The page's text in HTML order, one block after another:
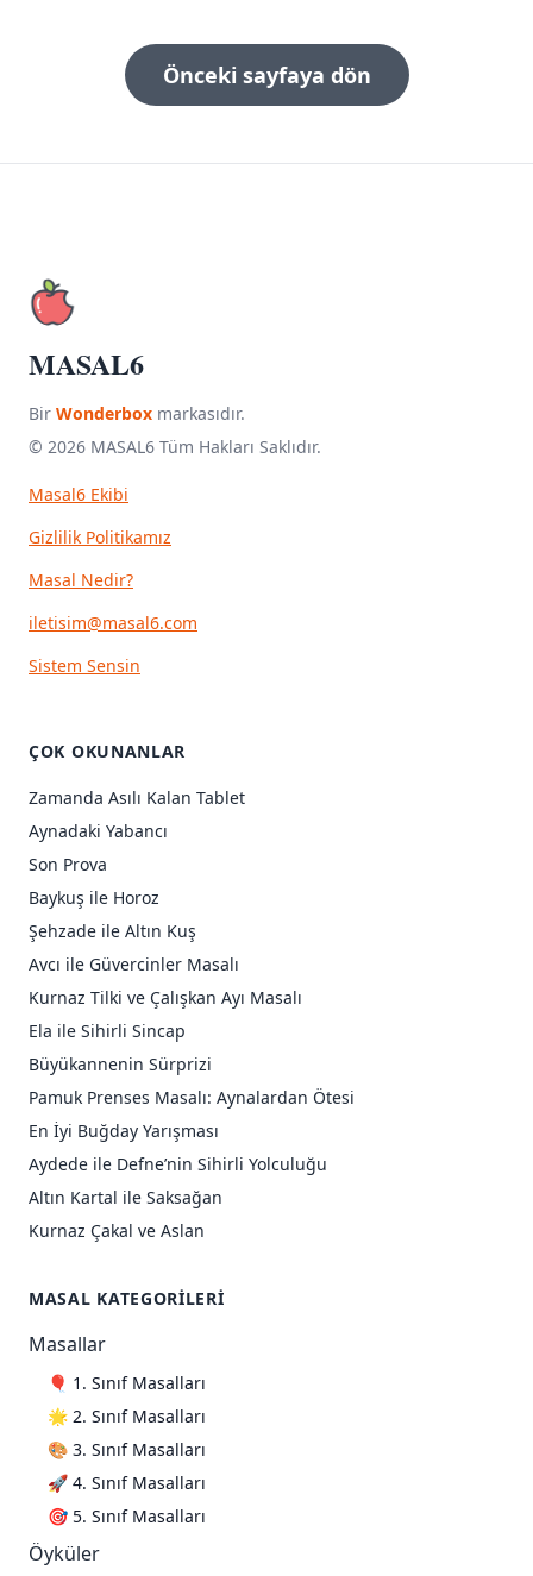
Önceki sayfaya dön
MASAL6
Bir Wonderbox markasıdır.
© 2026 MASAL6 Tüm Hakları Saklıdır.
Masal6 Ekibi
Gizlilik Politikamız
Masal Nedir?
iletisim@masal6.com
Sistem Sensin
ÇOK OKUNANLAR
Zamanda Asılı Kalan Tablet
Aynadaki Yabancı
Son Prova
Baykuş ile Horoz
Şehzade ile Altın Kuş
Avcı ile Güvercinler Masalı
Kurnaz Tilki ve Çalışkan Ayı Masalı
Ela ile Sihirli Sincap
Büyükannenin Sürprizi
Pamuk Prenses Masalı: Aynalardan Ötesi
En İyi Buğday Yarışması
Aydede ile Defne’nin Sihirli Yolculuğu
Altın Kartal ile Saksağan
Kurnaz Çakal ve Aslan
MASAL KATEGORILERI
Masallar
🎈 1. Sınıf Masalları
🌟 2. Sınıf Masalları
🎨 3. Sınıf Masalları
🚀 4. Sınıf Masalları
🎯 5. Sınıf Masalları
Öyküler